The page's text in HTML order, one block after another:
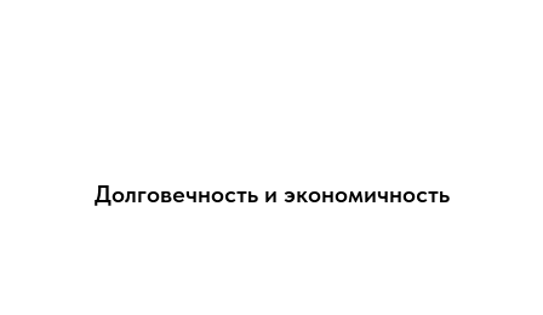
Долговечность и экономичность